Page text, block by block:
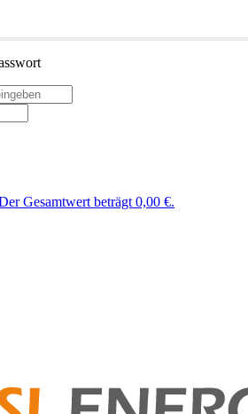
Gesamtwert beträgt 0,00 €.